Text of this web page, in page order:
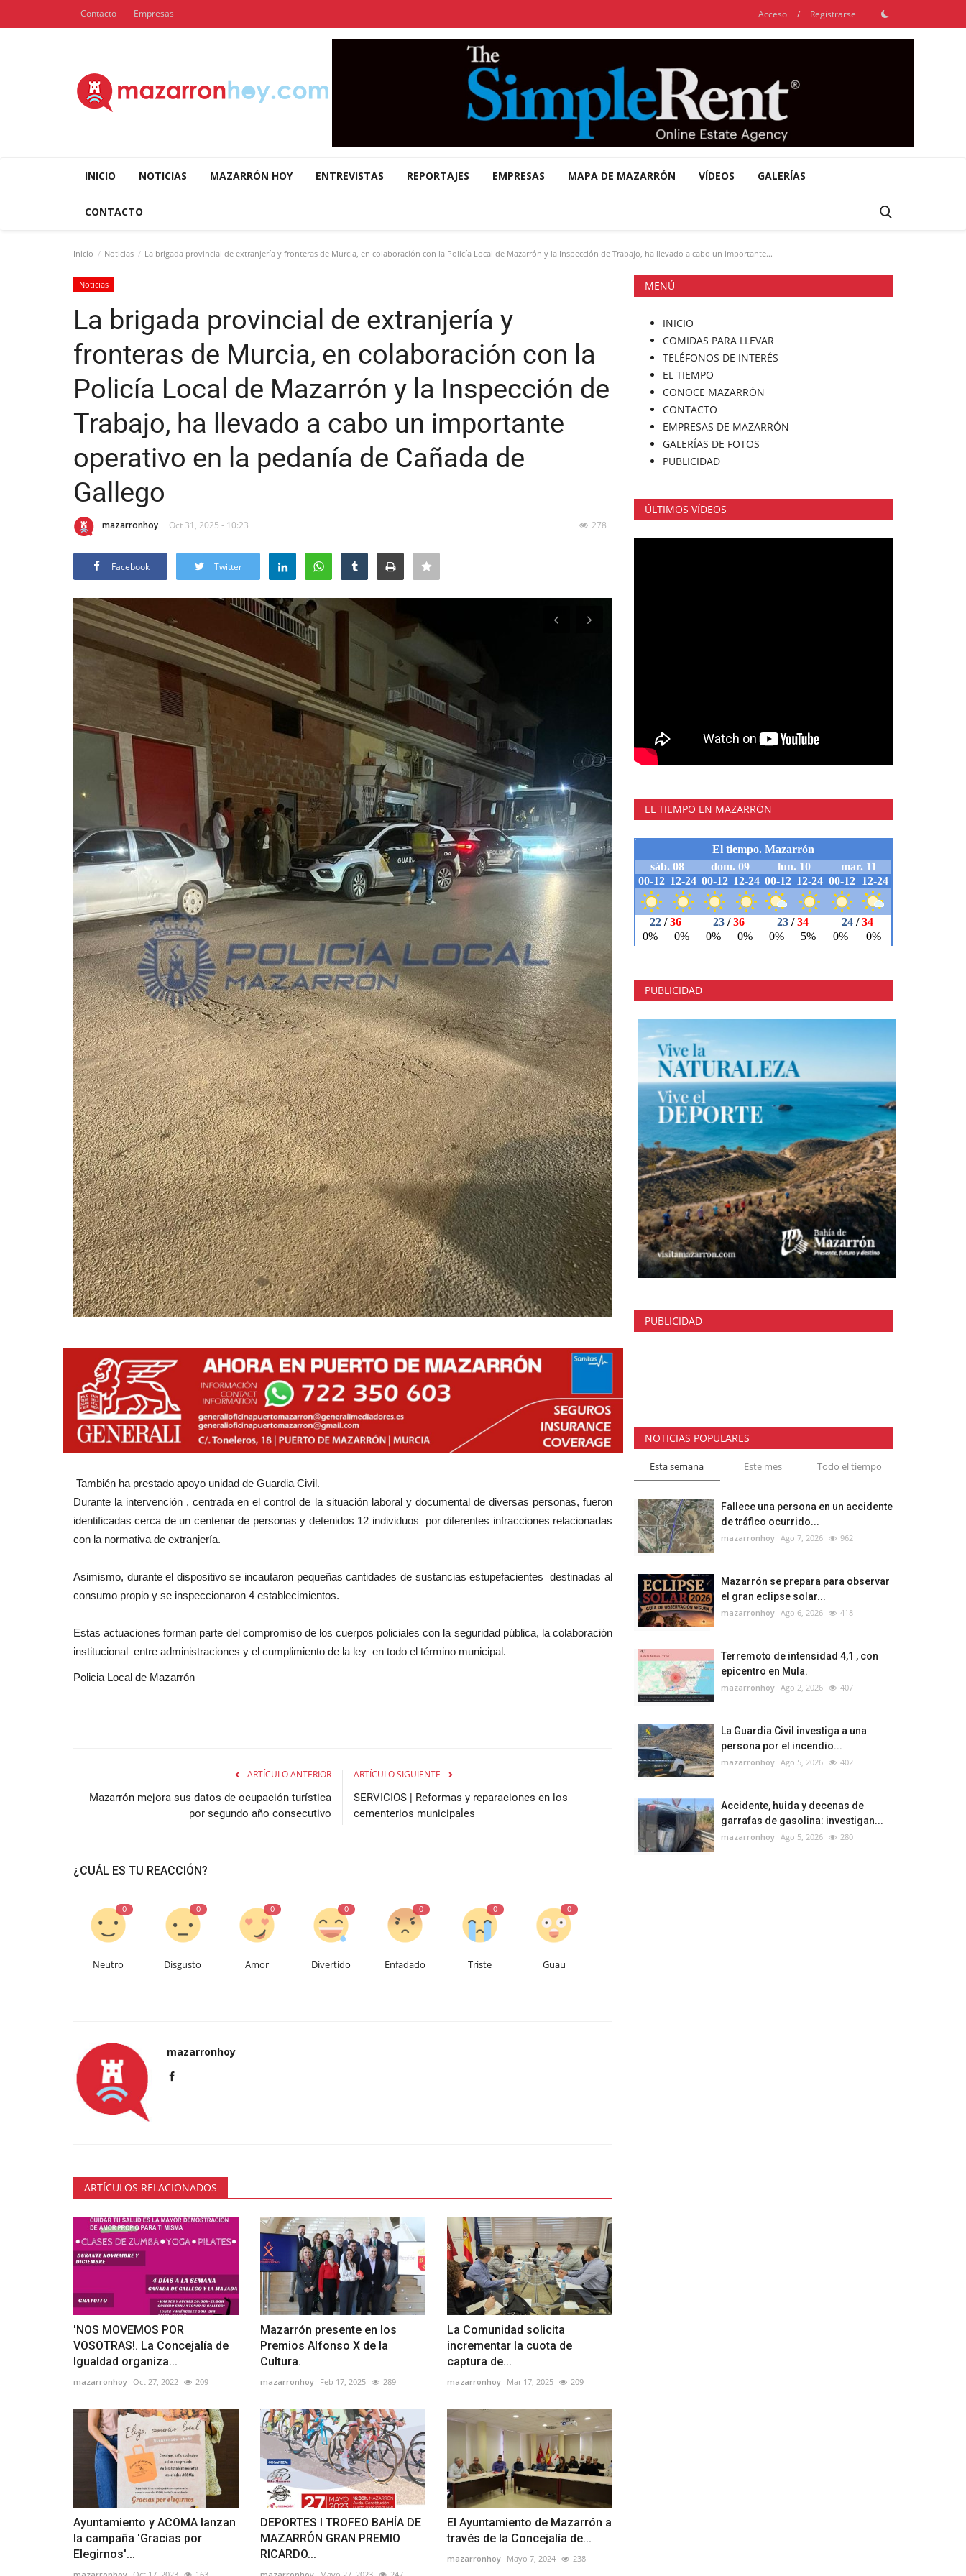
Contacto Empresas Acceso / Registrarse
INICIO NOTICIAS MAZARRÓN HOY ENTREVISTAS REPORTAJES EMPRESAS MAPA DE MAZARRÓN VÍDEOS GALERÍAS
CONTACTO
Inicio Noticias La brigada provincial de extranjería y fronteras de Murcia, en colaboración con la Policía Local de Mazarrón y la Inspección de Trabajo, ha llevado a cabo un importante...
Noticias
La brigada provincial de extranjería y
fronteras de Murcia, en colaboración con la
Policía Local de Mazarrón y la Inspección de
Trabajo, ha llevado a cabo un importante
operativo en la pedanía de Cañada de
Gallego
mazarronhoy Oct 31, 2025 - 10:23 278
Facebook Twitter
También ha prestado apoyo unidad de Guardia Civil.
Durante la intervención , centrada en el control de la situación laboral y documental de diversas personas, fueron
identificadas cerca de un centenar de personas y detenidos 12 individuos
por diferentes infracciones relacionadas
con la normativa de extranjería.
Asimismo, durante el dispositivo se incautaron pequeñas cantidades de sustancias estupefacientes destinadas al
consumo propio y se inspeccionaron 4 establecimientos.
Estas actuaciones forman parte del compromiso de los cuerpos policiales con la seguridad pública, la colaboración
institucional entre administraciones y el cumplimiento de la ley en todo el término municipal.
Policia Local de Mazarrón
ARTÍCULO ANTERIOR
Mazarrón mejora sus datos de ocupación turística
por segundo año consecutivo
ARTÍCULO SIGUIENTE
SERVICIOS | Reformas y reparaciones en los
cementerios municipales
¿CUÁL ES TU REACCIÓN?
0
Neutro
0
Disgusto
0
Amor
0
Divertido
0
Enfadado
0
Triste
0
Guau
mazarronhoy
ARTÍCULOS RELACIONADOS
'NOS MOVEMOS POR
VOSOTRAS!. La Concejalía de
Igualdad organiza...
mazarronhoy Oct 27, 2022 209
Mazarrón presente en los
Premios Alfonso X de la
Cultura.
mazarronhoy Feb 17, 2025 289
La Comunidad solicita
incrementar la cuota de
captura de...
mazarronhoy Mar 17, 2025 209
Ayuntamiento y ACOMA lanzan
la campaña 'Gracias por
Elegirnos'...
DEPORTES I TROFEO BAHÍA DE
MAZARRÓN GRAN PREMIO
RICARDO...
El Ayuntamiento de Mazarrón a
través de la Concejalía de...
mazarronhoy Mayo 7, 2024 238
MENÚ
INICIO
COMIDAS PARA LLEVAR
TELÉFONOS DE INTERÉS
EL TIEMPO
CONOCE MAZARRÓN
CONTACTO
EMPRESAS DE MAZARRÓN
GALERÍAS DE FOTOS
PUBLICIDAD
ÚLTIMOS VÍDEOS
EL TIEMPO EN MAZARRÓN
PUBLICIDAD
PUBLICIDAD
NOTICIAS POPULARES
Esta semana Este mes Todo el tiempo
Fallece una persona en un accidente
de tráfico ocurrido...
mazarronhoy Ago 7, 2026 962
Mazarrón se prepara para observar
el gran eclipse solar...
mazarronhoy Ago 6, 2026 418
Terremoto de intensidad 4,1 , con
epicentro en Mula.
mazarronhoy Ago 2, 2026 407
La Guardia Civil investiga a una
persona por el incendio...
mazarronhoy Ago 5, 2026 402
Accidente, huida y decenas de
garrafas de gasolina: investigan...
mazarronhoy Ago 5, 2026 280